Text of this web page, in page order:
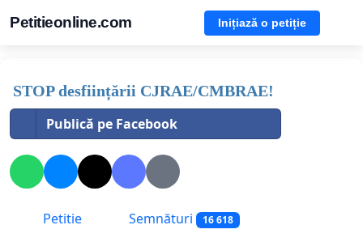
Petitieonline.com Inițiază o petiție
STOP desființării CJRAE/CMBRAE!
Publică pe Facebook
Petitie Semnături 16 618